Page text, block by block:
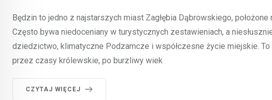
Będzin to jedno z najstarszych miast Zagłębia Dąbrowskiego,
Często bywa niedoceniany w turystycznych zestawieniach, a
dziedzictwo, klimatyczne Podzamcze i współczesne życie miejskie.
przez czasy królewskie, po burzliwy wiek
CZYTAJ WIĘCEJ